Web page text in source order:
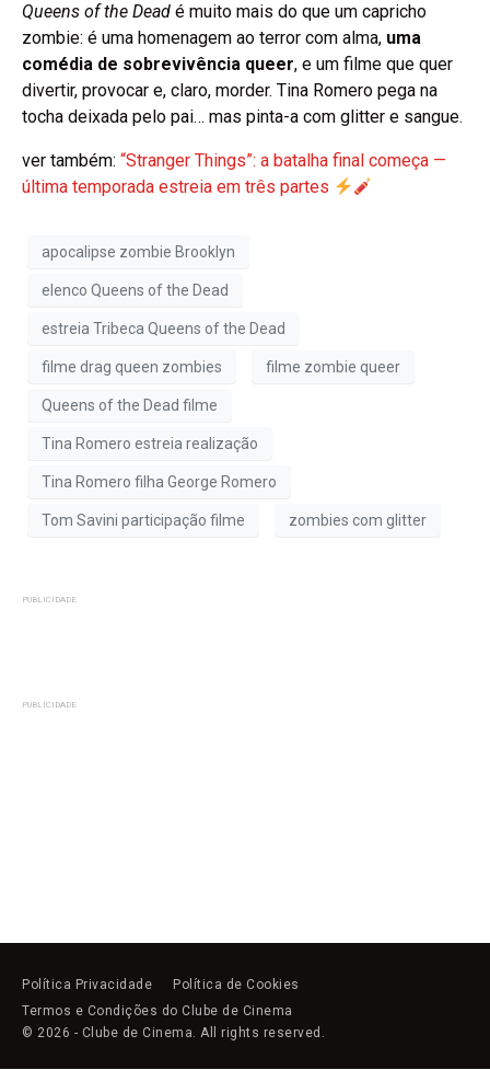
Queens of the Dead é muito mais do que um capricho
zombie: é uma homenagem ao terror com alma, uma
comédia de sobrevivência queer, e um filme que quer
divertir, provocar e, claro, morder. Tina Romero pega na
tocha deixada pelo pai… mas pinta-a com glitter e sangue.
ver também: “Stranger Things”: a batalha final começa —
última temporada estreia em três partes
apocalipse zombie Brooklyn
elenco Queens of the Dead
estreia Tribeca Queens of the Dead
filme drag queen zombies filme zombie queer
Queens of the Dead filme
Tina Romero estreia realização
Tina Romero filha George Romero
Tom Savini participação filme zombies com glitter
PUBLICIDADE
PUBLICIDADE
Política Privacidade
Política de Cookies
Termos e Condições do Clube de Cinema
© 2026 - Clube de Cinema. All rights reserved.